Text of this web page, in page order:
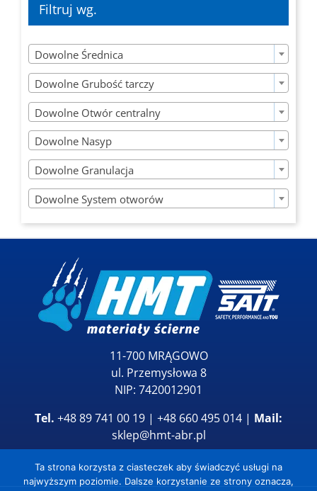
Filtruj wg.
Dowolne Średnica
Dowolne Grubość tarczy
Dowolne Otwór centralny
Dowolne Nasyp
Dowolne Granulacja
Dowolne System otworów
11-700 MRĄGOWO
ul. Przemysłowa 8
NIP: 7420012901
Tel. +48 89 741 00 19 | +48 660 495 014 | Mail:
sklep@hmt-abr.pl
Ta strona korzysta z ciasteczek aby świadczyć usługi na
najwyższym poziomie. Dalsze korzystanie ze strony oznacza,